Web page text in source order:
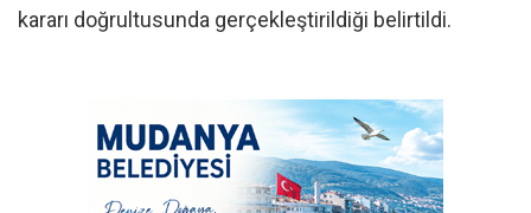
kararı doğrultusunda gerçekleştirildiği belirtildi.